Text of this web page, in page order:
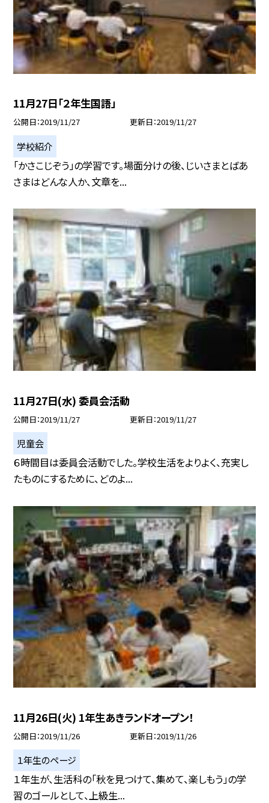
11月27日「２年生国語」
公開日 2019/11/27 更新日 2019/11/27
学校紹介
「かさこじぞう」の学習です。場面分けの後、じいさまとばあ
さまはどんな人か、文章を...
11月27日(水) 委員会活動
公開日 2019/11/27 更新日 2019/11/27
児童会
６時間目は委員会活動でした。学校生活をよりよく、充実し
たものにするために、どのよ...
11月26日(火) 1年生あきランドオープン！
公開日 2019/11/26 更新日 2019/11/26
１年生のページ
１年生が、生活科の「秋を見つけて、集めて、楽しもう」の学
習のゴールとして、上級生...